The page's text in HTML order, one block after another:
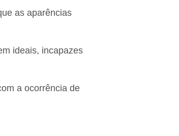
as aparências
ideais, incapazes
a ocorrência de